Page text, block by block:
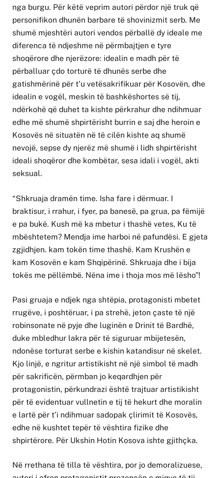
nga burgu. Për këtë veprim autori përdor një truk që
personifikon dhunën barbare të shovinizmit serb. Me
shumë mjeshtëri autori vendos përballë dy ideale me
diferenca të ndjeshme në përmbajtjen e tyre
shoqërore dhe njerëzore: idealin e madh për të
përballuar çdo torturë të dhunës serbe dhe
gatishmërinë për t’u vetësakrifikuar për Kosovën, dhe
idealin e vogël, meskin të bashkëshortes së tij,
ndërkohë që duhet ta kishte përkrahur dhe ndihmuar
edhe më shumë shpirtërisht burrin e saj dhe heroin e
Kosovës në situatën në të cilën kishte aq shumë
nevojë, sepse dy njerëz më shumë i lidh shpirtërisht
ideali shoqëror dhe kombëtar, sesa idali i vogël, akti
seksual.
“Shkruaja dramën time. Isha fare i dërmuar. I
braktisur, i rrahur, i fyer, pa banesë, pa grua, pa fëmijë
e pa bukë. Kush më ka mbetur i thashë vetes, Ku të
mbështetem? Mendja ime harboi në pafundësi. E gjeta
zgjidhjen. kam tokën time thashë. Kam Krushën e
kam Kosovën e kam Shqipërinë. Shkruaja dhe i bija
tokës me pëllëmbë. Nëna ime i thoja mos më lësho”!
Pasi gruaja e ndjek nga shtëpia, protagonisti mbetet
rrugëve, i poshtëruar, i pa strehë, jeton çaste të një
robinsonate në pyje dhe luginën e Drinit të Bardhë,
duke mbledhur lakra për të siguruar mbijetesën,
ndonëse torturat serbe e kishin katandisur në skelet.
Kjo linjë, e ngritur artistikisht në një simbol të madh
për sakrificën, përmban jo keqardhjen për
protagonistin, përkundrazi është trajtuar artistikisht
për të evidentuar vullnetin e tij të hekurt dhe moralin
e lartë për t’i ndihmuar sadopak çlirimit të Kosovës,
edhe në kushtet tepër të vështira fizike dhe
shpirtërore. Për Ukshin Hotin Kosova ishte gjithçka.
Në rrethana të tilla të vështira, por jo demoralizuese,